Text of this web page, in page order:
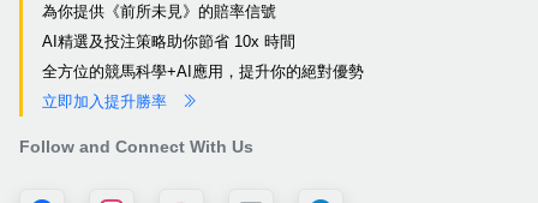
為你提供《前所未見》的賠率信號
AI精選及投注策略助你節省 10x 時間
全方位的競馬科學+AI應用，提升你的絕對優勢
立即加入提升勝率
Follow and Connect With Us